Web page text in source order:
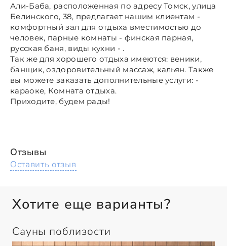
Али-Баба, расположенная по адресу Томск, улица
Белинского, 38, предлагает нашим клиентам -
комфортный зал для отдыха вместимостью до
человек, парные комнаты - финская парная,
русская баня, виды кухни - .
Так же для хорошего отдыха имеются: веники,
банщик, оздоровительный массаж, кальян. Также
вы можете заказать дополнительные услуги: -
караоке, Комната отдыха.
Приходите, будем рады!
Отзывы
Оставить отзыв
Хотите еще варианты?
Сауны поблизости